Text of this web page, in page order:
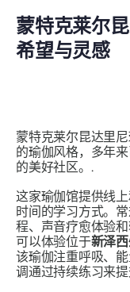
蒙特克莱尔
希望与灵感
蒙特克莱尔昆达里
的瑜伽风格，多年
的美好社区。.
这家瑜伽馆提供线
时间的学习方式。
程、声音疗愈体验
可以体验位于新泽
该瑜伽注重呼吸、
调通过持续练习来提